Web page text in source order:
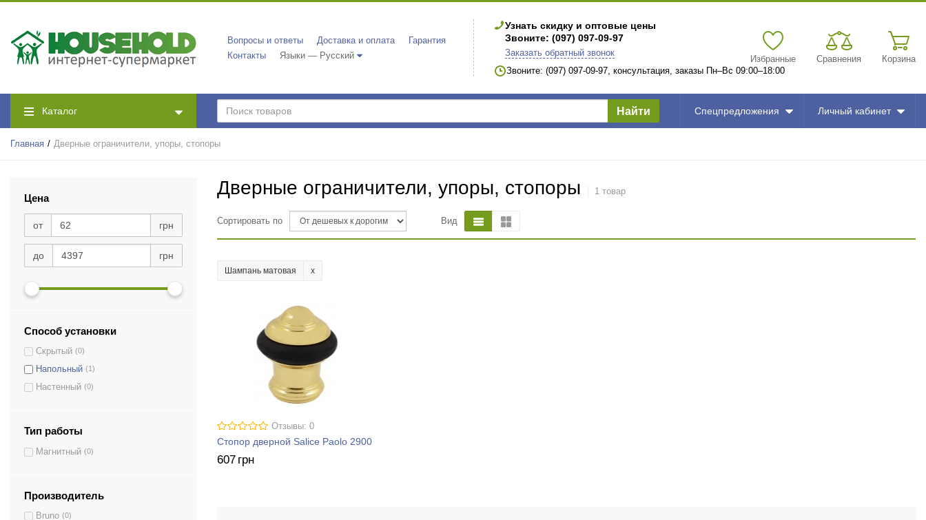
Вопросы и ответы Доставка и оплата
Гарантия
Контакты
Языки — Русский
Узнать скидку и оптовые цены
Звоните: (097) 097-09-97
Заказать обратный звонок
Звоните: (097) 097-09-97, консультация, заказы Пн–Вс 09:00–18:00
Избранные Сравнения Корзина
Каталог Найти Спецпредложения Личный кабинет
Главная Дверные ограничители, упоры, стопоры
Цена
от грн
до грн
Способ установки
Скрытый (0)
Напольный (1)
Настенный (0)
Тип работы
Магнитный (0)
Производитель
Bruno (0)
Черный брашированный
Античная латунь
Белый
Бронза (1)
Бронза матовая
Графит (3)
Этруско (1)
Латунь полированная
Матовая античная латунь
Матовое золото
Матовый белый
Дверные ограничители, упоры, стопоры 1 товар
Сортировать по Вид
Шампань матовая
Отзывы: 0
Стопор дверной Salice Paolo 2900
607 грн